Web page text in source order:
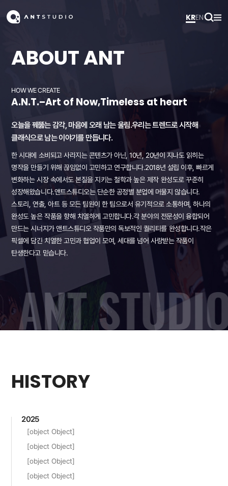
KREN
ABOUT ANT
HOW WE CREATE
A.N.T.–Art of Now,Timeless at heart
오늘을 꿰뚫는 감각, 마음에 오래 남는 울림.우리는 트렌드로 시작해
클래식으로 남는 이야기를 만듭니다.
한 시대에 소비되고 사라지는 콘텐츠가 아닌, 10년, 20년이 지나도 읽히는
명작을 만들기 위해 끊임없이 고민하고 연구합니다.2018년 설립 이후, 빠르게
변화하는 시장 속에서도 본질을 지키는 철학과 높은 제작 완성도로 꾸준히
성장해왔습니다.앤트스튜디오는 단순한 공정별 분업에 머물지 않습니다.
스토리, 연출, 아트 등 모든 팀원이 한 팀으로서 유기적으로 소통하며, 하나의
완성도 높은 작품을 향해 치열하게 고민합니다.각 분야의 전문성이 융합되어
만드는 시너지가 앤트스튜디오 작품만의 독보적인 퀄리티를 완성합니다.작은
픽셀에 담긴 치열한 고민과 협업이 모여, 세대를 넘어 사랑받는 작품이
탄생한다고 믿습니다.
HISTORY
2025
[object Object]
[object Object]
[object Object]
[object Object]